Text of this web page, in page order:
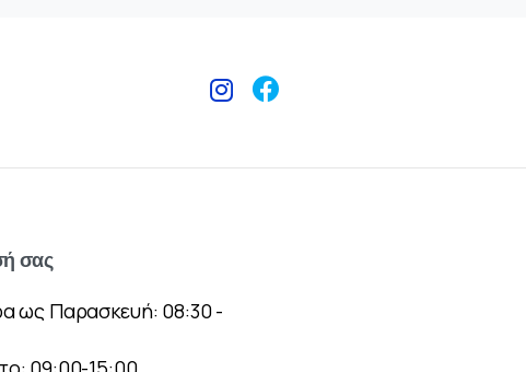
σας
ως Παρασκευή: 08:30 -